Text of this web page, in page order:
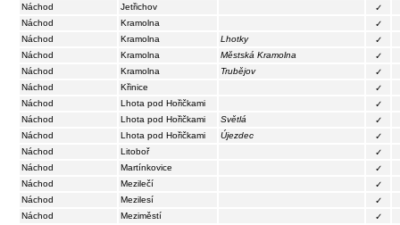
Náchod
Jetřichov
✓
Náchod
Kramolna
✓
Náchod
Kramolna Lhotky
✓
Náchod
Kramolna Městská Kramolna
✓
Náchod
Kramolna Trubějov
✓
Náchod
Křinice
✓
Náchod
Lhota pod Hořičkami
✓
Náchod
Lhota pod Hořičkami Světlá
✓
Náchod
Lhota pod Hořičkami Újezdec
✓
Náchod
Litoboř
✓
Náchod
Martínkovice
✓
Náchod
Mezilečí
✓
Náchod
Mezilesí
✓
Náchod
Meziměstí
✓